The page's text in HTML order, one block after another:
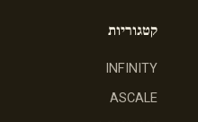
קטגוריות
INFINITY
ASCALE